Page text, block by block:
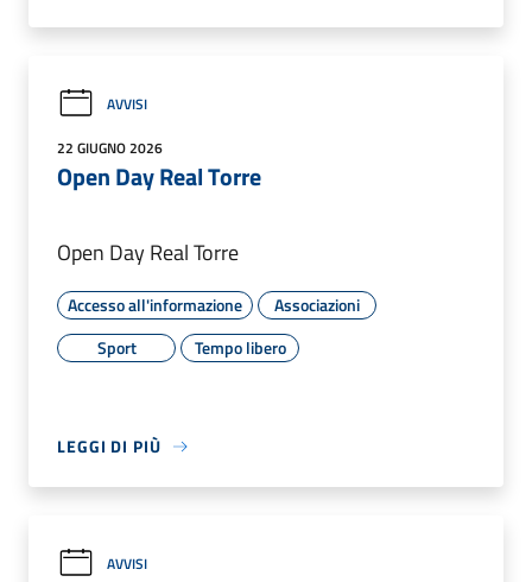
AVVISI
22 GIUGNO 2026
Open Day Real Torre
Open Day Real Torre
Accesso all'informazione
Associazioni
Sport
Tempo libero
LEGGI DI PIÙ
AVVISI